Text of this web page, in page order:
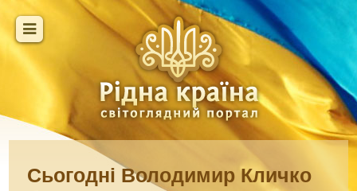
Сьогодні Володимир Кличко